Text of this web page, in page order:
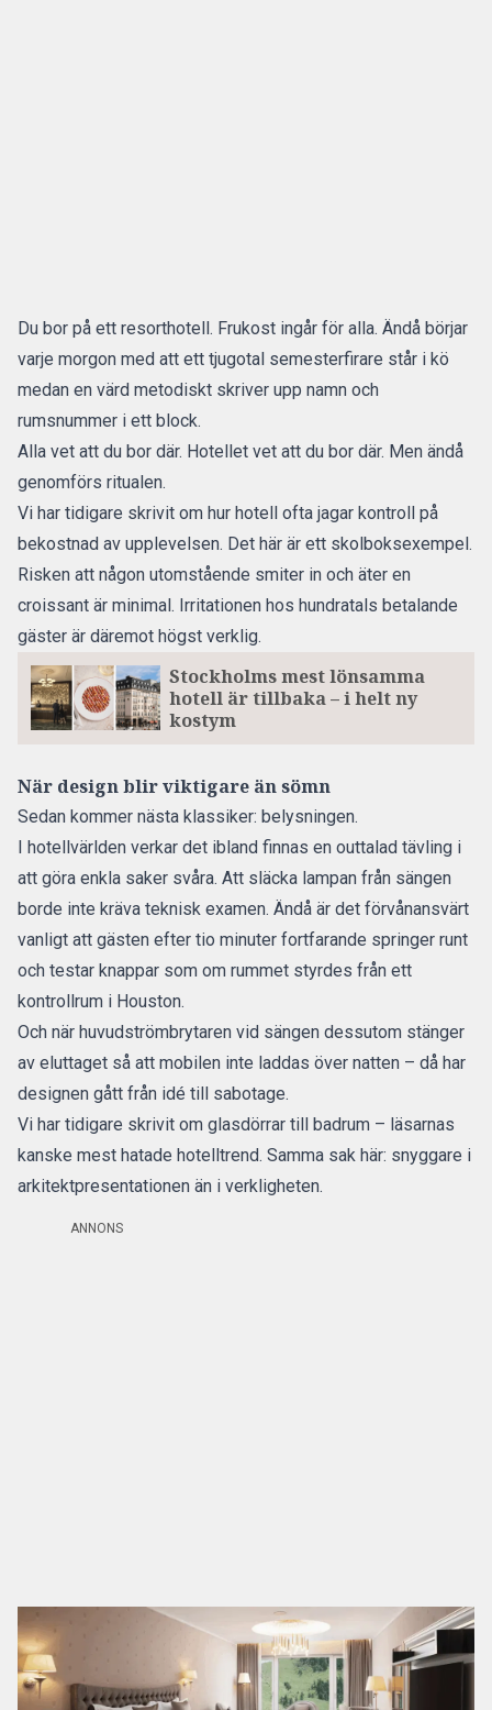
Du bor på ett resorthotell. Frukost ingår för alla. Ändå börjar
varje morgon med att ett tjugotal semesterfirare står i kö
medan en värd metodiskt skriver upp namn och
rumsnummer i ett block.
Alla vet att du bor där. Hotellet vet att du bor där. Men ändå
genomförs ritualen.
Vi har tidigare skrivit om hur hotell ofta jagar kontroll på
bekostnad av upplevelsen. Det här är ett skolboksexempel.
Risken att någon utomstående smiter in och äter en
croissant är minimal. Irritationen hos hundratals betalande
gäster är däremot högst verklig.
Stockholms mest lönsamma
hotell är tillbaka – i helt ny
kostym
När design blir viktigare än sömn
Sedan kommer nästa klassiker: belysningen.
I hotellvärlden verkar det ibland finnas en outtalad tävling i
att göra enkla saker svåra. Att släcka lampan från sängen
borde inte kräva teknisk examen. Ändå är det förvånansvärt
vanligt att gästen efter tio minuter fortfarande springer runt
och testar knappar som om rummet styrdes från ett
kontrollrum i Houston.
Och när huvudströmbrytaren vid sängen dessutom stänger
av eluttaget så att mobilen inte laddas över natten – då har
designen gått från idé till sabotage.
Vi har tidigare skrivit om glasdörrar till badrum – läsarnas
kanske mest hatade hotelltrend. Samma sak här: snyggare i
arkitektpresentationen än i verkligheten.
ANNONS